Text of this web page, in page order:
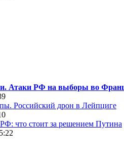
Атаки РФ на выборы во
Российский дрон в Лейпциге
что стоит за решением Путина